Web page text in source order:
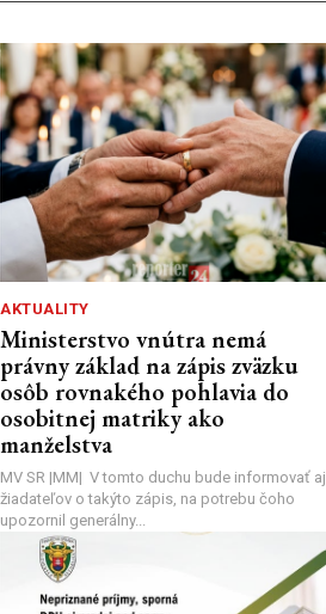
AKTUALITY
Ministerstvo vnútra nemá
právny základ na zápis zväzku
osôb rovnakého pohlavia do
osobitnej matriky ako
manželstva
MV SR |MM| V tomto duchu bude informovať aj
žiadateľov o takýto zápis, na potrebu čoho
upozornil generálny...